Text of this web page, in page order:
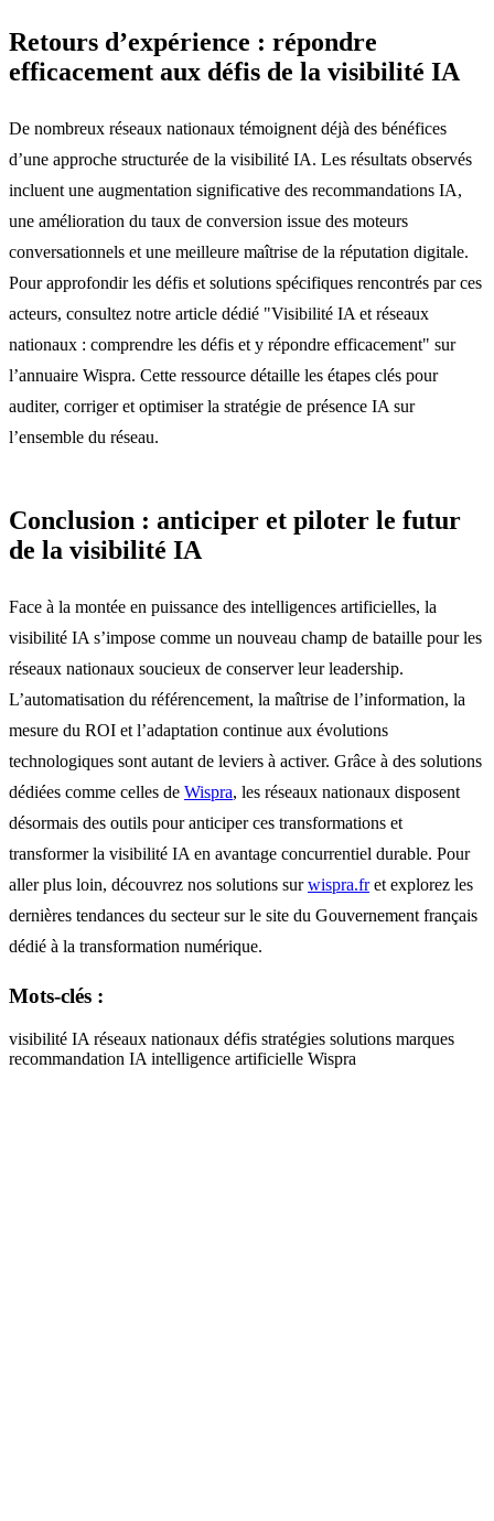
Retours d’expérience : répondre
efficacement aux défis de la visibilité IA
De nombreux réseaux nationaux témoignent déjà des bénéfices
d’une approche structurée de la visibilité IA. Les résultats observés
incluent une augmentation significative des recommandations IA,
une amélioration du taux de conversion issue des moteurs
conversationnels et une meilleure maîtrise de la réputation digitale.
Pour approfondir les défis et solutions spécifiques rencontrés par ces
acteurs, consultez notre article dédié "Visibilité IA et réseaux
nationaux : comprendre les défis et y répondre efficacement" sur
l’annuaire Wispra. Cette ressource détaille les étapes clés pour
auditer, corriger et optimiser la stratégie de présence IA sur
l’ensemble du réseau.
Conclusion : anticiper et piloter le futur
de la visibilité IA
Face à la montée en puissance des intelligences artificielles, la
visibilité IA s’impose comme un nouveau champ de bataille pour les
réseaux nationaux soucieux de conserver leur leadership.
L’automatisation du référencement, la maîtrise de l’information, la
mesure du ROI et l’adaptation continue aux évolutions
technologiques sont autant de leviers à activer. Grâce à des solutions
dédiées comme celles de Wispra, les réseaux nationaux disposent
désormais des outils pour anticiper ces transformations et
transformer la visibilité IA en avantage concurrentiel durable. Pour
aller plus loin, découvrez nos solutions surwispra.fret explorez les
dernières tendances du secteur sur le site du Gouvernement français
dédié à la transformation numérique.
Mots-clés :
visibilité IA réseaux nationaux défis stratégies solutions marques
recommandation IA intelligence artificielle Wispra